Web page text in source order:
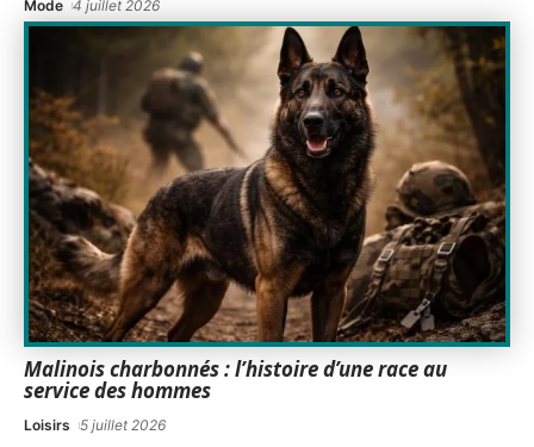
Mode 4 juillet 2026
Malinois charbonnés : l’histoire d’une race au
service des hommes
Loisirs 5 juillet 2026